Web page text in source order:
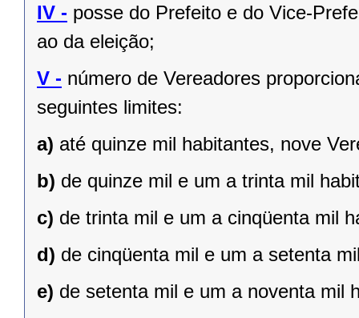
IV - posse do Prefeito e do Vice-
ao da eleição;
V - número de Vereadores
seguintes limites:
a) até quinze mil habitantes, nove
b) de quinze mil e um a trinta mil
c) de trinta mil e um a cinqüenta mil
d) de cinqüenta mil e um a setenta
e) de setenta mil e um a noventa mil